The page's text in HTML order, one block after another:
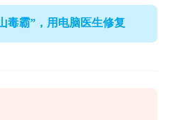
毒霸”，用电脑医生修复